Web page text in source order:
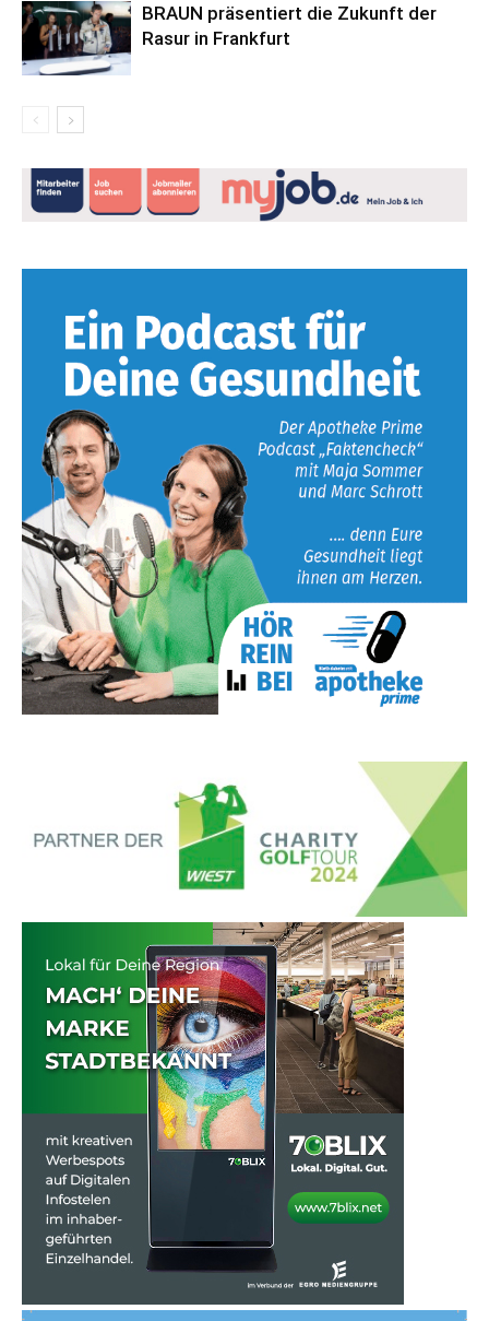
BRAUN präsentiert die Zukunft der
Rasur in Frankfurt